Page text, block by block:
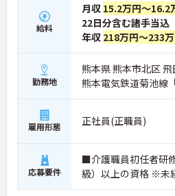
給料
月収 15.2万円～16.2
22日分含む諸手当込
年収 218万円～233
勤務地
熊本県 熊本市北区
熊本電気鉄道菊池線
雇用形態 正社員(正職員)
応募要件
■介護職員初任者研
級）以上の資格 ※未